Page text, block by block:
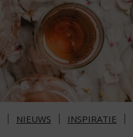
NIEUWS INSPIRATIE